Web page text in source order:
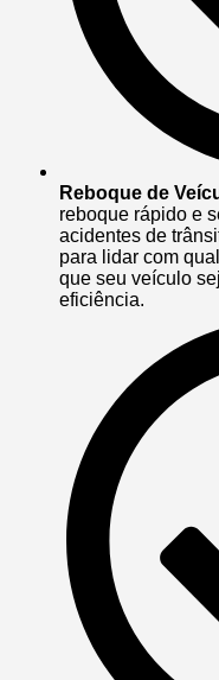
Reboque de
reboque rápido e
acidentes de
para lidar com
que seu veículo
eficiência.